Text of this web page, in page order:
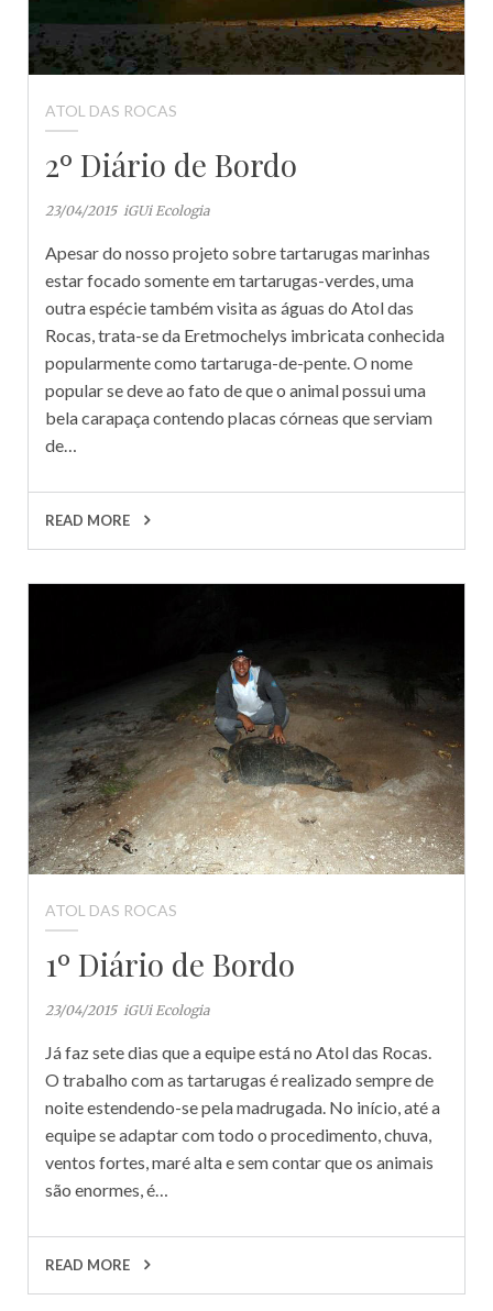
ATOL DAS ROCAS
2º Diário de Bordo
23/04/2015 iGUi Ecologia
Apesar do nosso projeto sobre tartarugas marinhas
estar focado somente em tartarugas-verdes, uma
outra espécie também visita as águas do Atol das
Rocas, trata-se da Eretmochelys imbricata conhecida
popularmente como tartaruga-de-pente. O nome
popular se deve ao fato de que o animal possui uma
bela carapaça contendo placas córneas que serviam
de…
READ MORE
ATOL DAS ROCAS
1º Diário de Bordo
23/04/2015 iGUi Ecologia
Já faz sete dias que a equipe está no Atol das Rocas.
O trabalho com as tartarugas é realizado sempre de
noite estendendo-se pela madrugada. No início, até a
equipe se adaptar com todo o procedimento, chuva,
ventos fortes, maré alta e sem contar que os animais
são enormes, é…
READ MORE